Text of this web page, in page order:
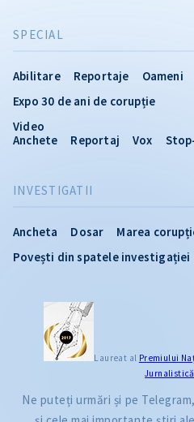
INVESTIGATII
Ancheta Dosar
Marea
Povești din spatele investigației
SPECIAL
Abilitare Reportaje Oameni
Expo 30 de ani de corupție
Video
Anchete
Reportaj Vox
Laureat al Premiului
Ne puteți urmări și pe